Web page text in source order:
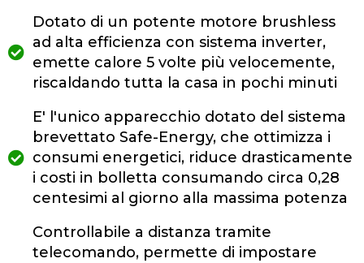
Dotato di un potente motore brushless
ad alta efficienza con sistema inverter,
emette calore 5 volte più velocemente,
riscaldando tutta la casa in pochi minuti
E' l'unico apparecchio dotato del sistema
brevettato Safe-Energy, che ottimizza i
consumi energetici, riduce drasticamente
i costi in bolletta consumando circa 0,28
centesimi al giorno alla massima potenza
Controllabile a distanza tramite
telecomando, permette di impostare